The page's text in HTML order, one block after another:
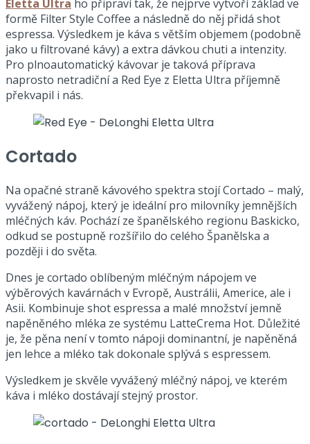
Eletta Ultra ho připraví tak, že nejprve vytvoří základ ve
formě Filter Style Coffee a následně do něj přidá shot
espressa. Výsledkem je káva s větším objemem (podobně
jako u filtrované kávy) a extra dávkou chuti a intenzity.
Pro plnoautomatický kávovar je taková příprava
naprosto netradiční a Red Eye z Eletta Ultra příjemně
překvapil i nás.
Cortado
Na opačné straně kávového spektra stojí Cortado – malý,
vyvážený nápoj, který je ideální pro milovníky jemnějších
mléčných káv. Pochází ze španělského regionu Baskicko,
odkud se postupně rozšířilo do celého Španělska a
později i do světa.
Dnes je cortado oblíbeným mléčným nápojem ve
výběrových kavárnách v Evropě, Austrálii, Americe, ale i
Asii. Kombinuje shot espressa a malé množství jemně
napěněného mléka ze systému LatteCrema Hot. Důležité
je, že pěna není v tomto nápoji dominantní, je napěněná
jen lehce a mléko tak dokonale splývá s espressem.
Výsledkem je skvěle vyvážený mléčný nápoj, ve kterém
káva i mléko dostávají stejný prostor.